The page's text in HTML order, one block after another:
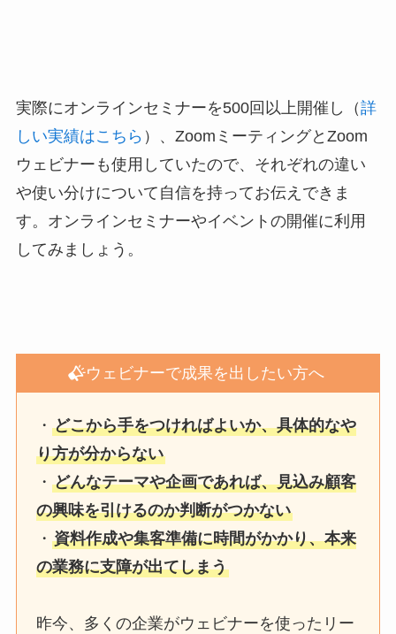
実際にオンラインセミナーを500回以上開催し（詳
しい実績はこちら ）、ZoomミーティングとZoom
ウェビナーも使用していたので、それぞれの違い
や使い分けについて自信を持ってお伝えできま
す。オンラインセミナーやイベントの開催に利用
してみましょう。
ウェビナーで成果を出したい方へ
・どこから手をつければよいか、具体的なや
り方が分からない
・どんなテーマや企画であれば、見込み顧客
の興味を引けるのか判断がつかない
・資料作成や集客準備に時間がかかり、本来
の業務に支障が出てしまう
昨今、多くの企業がウェビナーを使ったリー